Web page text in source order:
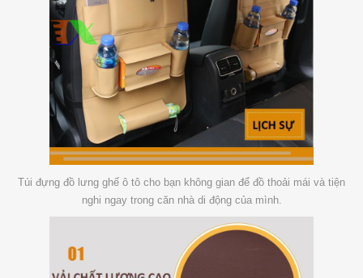
Túi đựng đồ lưng ghế ô tô cho bạn không gian để đồ thoải mái và tiện
nghi ngay trong căn nhà di động của mình.